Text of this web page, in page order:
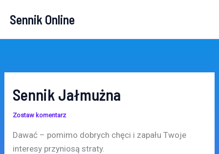
Sennik Online
Sennik Jałmużna
Zostaw komentarz
Dawać – pomimo dobrych chęci i zapału Twoje
interesy przyniosą straty.